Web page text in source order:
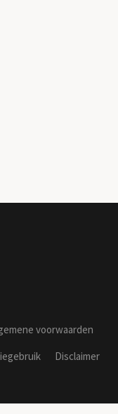
voorwaarden
Disclaimer